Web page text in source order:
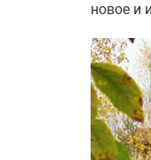
новое и